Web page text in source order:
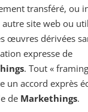
transféré, ou
autre site web ou
œuvres dérivées
expresse de
. Tout «
un accord exprès
de Markethings.